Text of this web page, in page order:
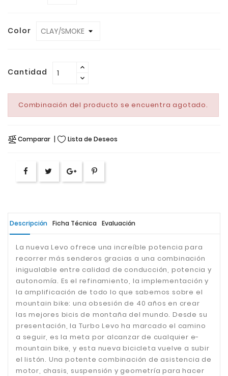
Color
Cantidad
Combinación del producto se encuentra agotado.
Comparar Lista de Deseos
Descripción Ficha Técnica Evaluación
La nueva Levo ofrece una increíble potencia para
recorrer más senderos gracias a una combinación
inigualable entre calidad de conducción, potencia y
autonomía. Es el refinamiento, la implementación y
la amplificación de todo lo que sabemos sobre el
mountain bike: una obsesión de 40 años en crear
las mejores bicis de montaña del mundo. Desde su
presentación, la Turbo Levo ha marcado el camino
a seguir, es la meta por alcanzar de cualquier e-
mountain bike, y esta nueva bicicleta vuelve a subir
el listón. Una potente combinación de asistencia de
motor, chasis, suspensión y geometría para hacer